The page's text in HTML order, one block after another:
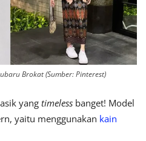
Brokat (Sumber: Pinterest)
yang timeless banget! Model
yaitu menggunakan kain